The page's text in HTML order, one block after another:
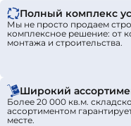
телепроектами
ремонта»), а
Энергоэффективный
Географическое
обширную дилерскую
Калининграда до
Полный комплекс
Мы не просто продаем
комплексное решение: от
монтажа и строительства.
Широкий
Более 20 000 кв.м.
ассортиментом
месте.